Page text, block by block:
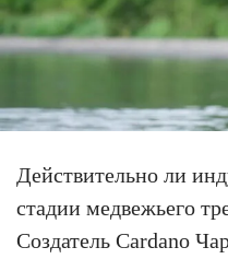
Действительно ли
стадии медвежьего
Создатель Cardano